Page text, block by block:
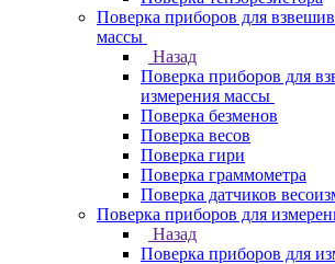
Поверка приборов для
массы
Назад
Поверка приборов для
измерения массы
Поверка безменов
Поверка весов
Поверка гири
Поверка граммометра
Поверка датчиков
Поверка приборов для
Назад
Поверка приборов для